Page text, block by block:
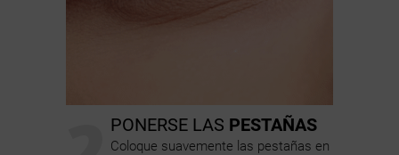
PONERSE LAS PESTAÑAS
Coloque suavemente las pestañas en